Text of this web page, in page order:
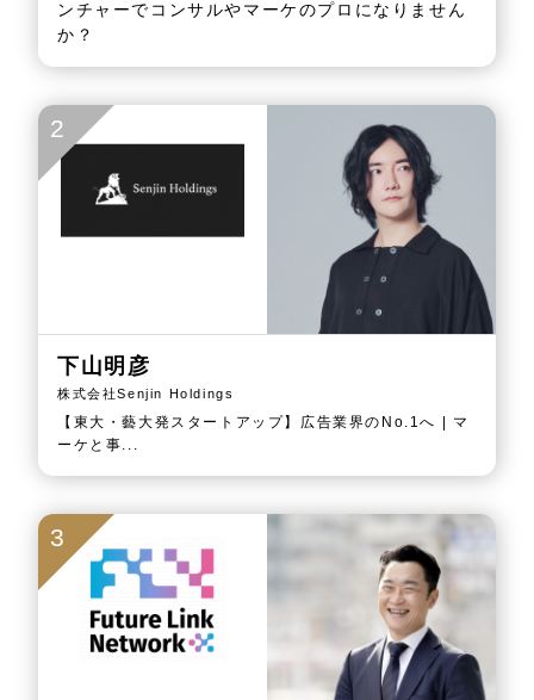
ンチャーでコンサルやマーケのプロになりません
か？
2
下山明彦
株式会社Senjin Holdings
【東大・藝大発スタートアップ】広告業界のNo.1へ | マ
ーケと事...
3